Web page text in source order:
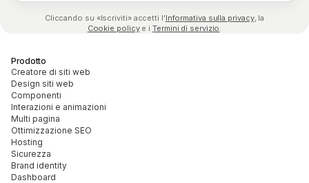
Cliccando su «Iscriviti» accetti l'Informativa sulla privacy, la
Cookie policye iTermini di servizio.
Prodotto
Creatore di siti web
Design siti web
Componenti
Interazioni e animazioni
Multi pagina
Ottimizzazione SEO
Hosting
Sicurezza
Brand identity
Dashboard